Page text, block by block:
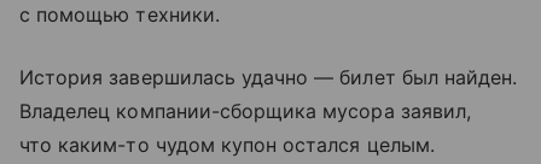
с помощью техники.
История завершилась удачно — билет был найден.
Владелец компании-сборщика мусора заявил,
что каким-то чудом купон остался целым.